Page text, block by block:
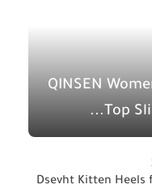
QINSEN
Top
Dsevht Kitten Heels